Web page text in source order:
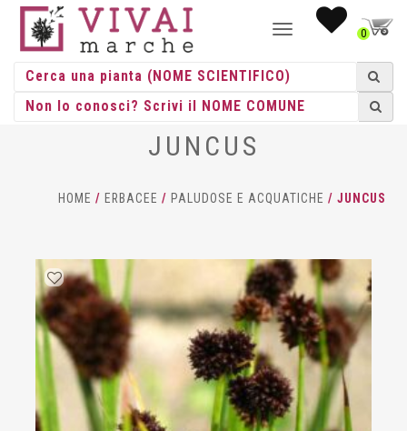
NAVIGAZIONE0
JUNCUS
HOME / ERBACEE / PALUDOSE E ACQUATICHE / JUNCUS